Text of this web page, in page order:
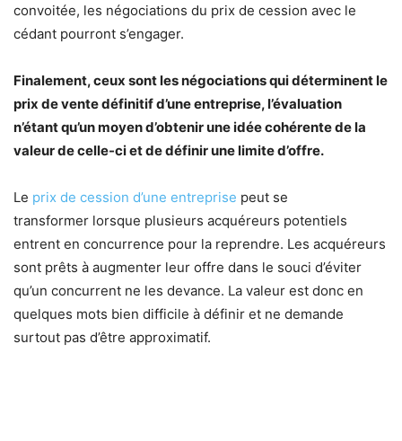
convoitée, les négociations du prix de cession avec le
cédant pourront s’engager.
Finalement, ceux sont les négociations qui déterminent le
prix de vente définitif d’une entreprise, l’évaluation
n’étant qu’un moyen d’obtenir une idée cohérente de la
valeur de celle-ci et de définir une limite d’offre.
Le prix de cession d’une entreprise peut se
transformer lorsque plusieurs acquéreurs potentiels
entrent en concurrence pour la reprendre. Les acquéreurs
sont prêts à augmenter leur offre dans le souci d’éviter
qu’un concurrent ne les devance. La valeur est donc en
quelques mots bien difficile à définir et ne demande
surtout pas d’être approximatif.